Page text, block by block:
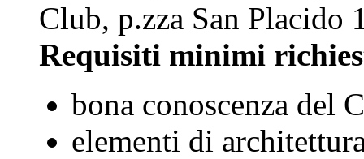
Club, p.zza San Placido
Requisiti minimi
bona conoscenza del C
elementi di